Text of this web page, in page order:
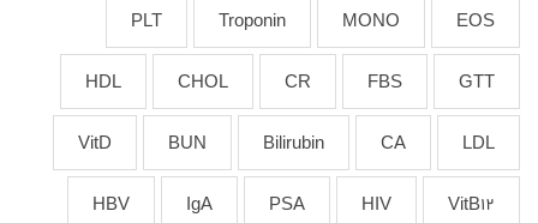
EOS
MONO
Troponin
PLT
GTT
FBS
CR
CHOL
HDL
LDL
CA
Bilirubin
BUN
VitD
VitB12
HIV
PSA
IgA
HBV